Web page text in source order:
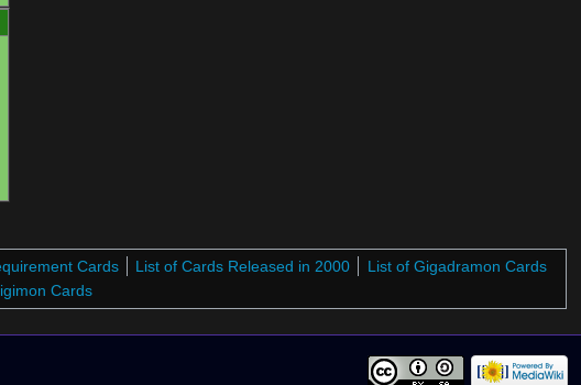
Cards List of Cards Released in 2000
List of Gigadramon Cards
Cards